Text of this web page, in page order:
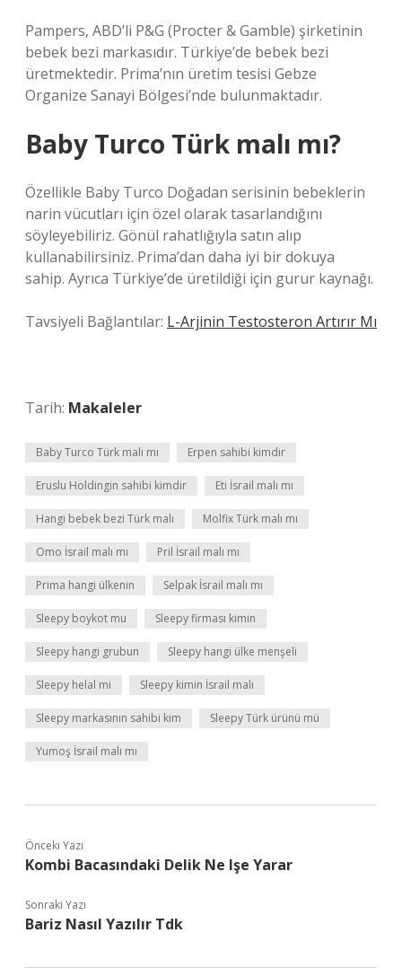
Pampers, ABD’li P&G (Procter & Gamble) şirketinin
bebek bezi markasıdır. Türkiye’de bebek bezi
üretmektedir. Prima’nın üretim tesisi Gebze
Organize Sanayi Bölgesi’nde bulunmaktadır.
Baby Turco Türk malı mı?
Özellikle Baby Turco Doğadan serisinin bebeklerin
narin vücutları için özel olarak tasarlandığını
söyleyebiliriz. Gönül rahatlığıyla satın alıp
kullanabilirsiniz. Prima’dan daha iyi bir dokuya
sahip. Ayrıca Türkiye’de üretildiği için gurur kaynağı.
Tavsiyeli Bağlantılar: L-Arjinin Testosteron Artırır Mı
Tarih: Makaleler
Baby Turco Türk malı mı Erpen sahibi kimdir
Eruslu Holdingin sahibi kimdir Eti İsrail malı mı
Hangi bebek bezi Türk malı Molfix Türk malı mı
Omo İsrail malı mı Pril İsrail malı mı
Prima hangi ülkenin Selpak İsrail malı mı
Sleepy boykot mu Sleepy firması kimin
Sleepy hangi grubun Sleepy hangi ülke menşeli
Sleepy helal mi Sleepy kimin İsrail malı
Sleepy markasının sahibi kim Sleepy Türk ürünü mü
Yumoş İsrail malı mı
Önceki Yazı
Kombi Bacasındaki Delik Ne Işe Yarar
Sonraki Yazı
Bariz Nasıl Yazılır Tdk